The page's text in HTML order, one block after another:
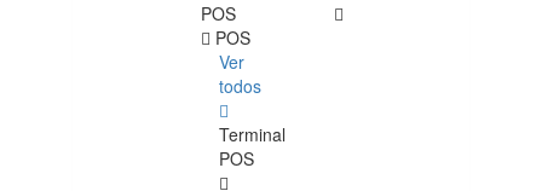
POS
POS
Ver
todos
Terminal
POS